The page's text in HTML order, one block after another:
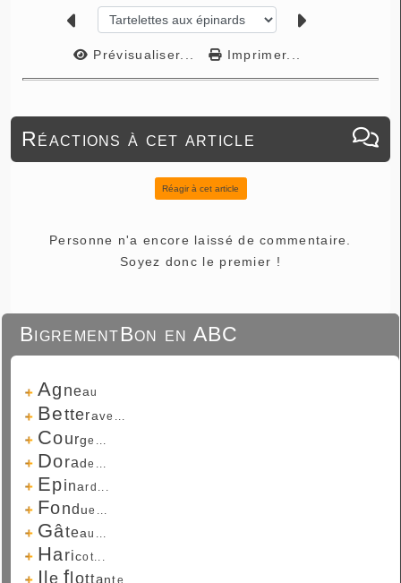
BigrementBon en ABC
Ag neau
Betterave...
Courge...
Dorade...
Epinard...
Fond ue...
Gâteau...
Haricot...
Ile flottante...
Prévisualiser... Imprimer...
Réactions à cet article
Réagir à cet article
Personne n'a encore laissé de commentaire.
Soyez donc le premier !